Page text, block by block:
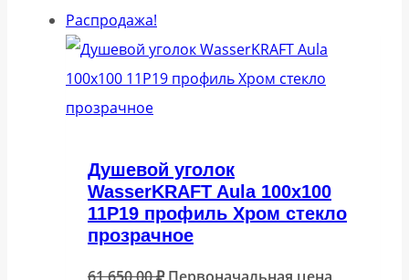
Распродажа!
Душевой уголок
WasserKRAFT Aula 100х100
11P19 профиль Хром стекло
прозрачное